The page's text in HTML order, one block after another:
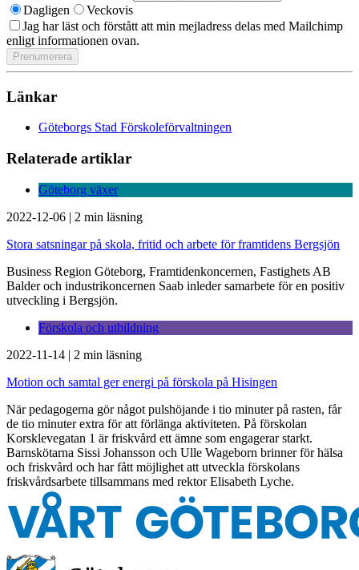
Dagligen
Veckovis
Jag har läst och förstått att min mejladress delas med Mailchimp
enligt informationen ovan.
Länkar
Göteborgs Stad Förskoleförvaltningen
Relaterade artiklar
Göteborg växer
2022-12-06 | 2 min läsning
Stora satsningar på skola, fritid och arbete för framtidens Bergsjön
Business Region Göteborg, Framtidenkoncernen, Fastighets AB
Balder och industrikoncernen Saab inleder samarbete för en positiv
utveckling i Bergsjön.
Förskola och utbildning
2022-11-14 | 2 min läsning
Motion och samtal ger energi på förskola på Hisingen
När pedagogerna gör något pulshöjande i tio minuter på rasten, får
de tio minuter extra för att förlänga aktiviteten. På förskolan
Korsklevegatan 1 är friskvård ett ämne som engagerar starkt.
Barnskötarna Sissi Johansson och Ulle Wageborn brinner för hälsa
och friskvård och har fått möjlighet att utveckla förskolans
friskvårdsarbete tillsammans med rektor Elisabeth Lyche.